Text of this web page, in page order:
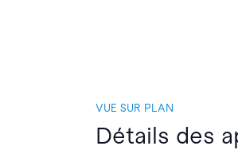
VUE SUR PLAN
Détails des